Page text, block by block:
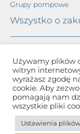
Grupy pompowe
Wszystko o
Ochrona danych
Procedura
Sposób i cena
Metoda płatności
Używamy plików
witryn
wyrażasz zgodę
cookie. Aby
pomagają nam
wszystkie pliki
Ustawienia